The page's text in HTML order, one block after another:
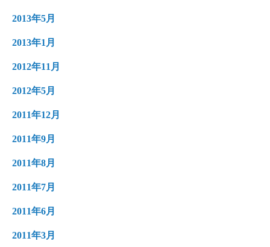
2013年5月
2013年1月
2012年11月
2012年5月
2011年12月
2011年9月
2011年8月
2011年7月
2011年6月
2011年3月